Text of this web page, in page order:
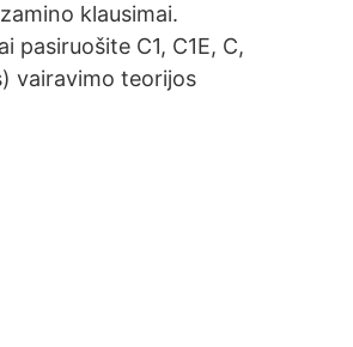
klausimai.
C1, C1E, C,
vairavimo teorijos